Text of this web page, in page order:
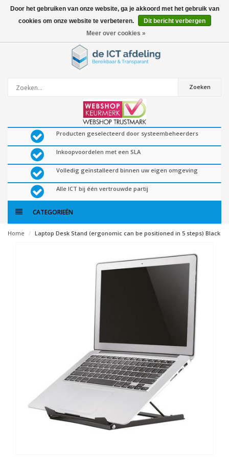
0artikelen
Zoeken
Producten geselecteerd door systeembeheerders
Inkoopvoordelen met een SLA
Volledig geïnstalleerd binnen uw eigen omgeving
Alle ICT bij één vertrouwde partij
CATEGORIEËN
Home Laptop Desk Stand (ergonomic can be positioned in 5 steps) Black
Door het gebruiken van onze website, ga je akkoord met het gebruik van
cookies om onze website te verbeteren.
Dit bericht verbergen
Meer over cookies »